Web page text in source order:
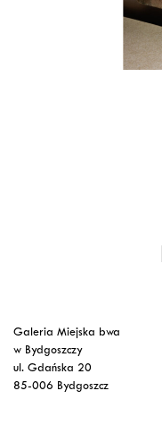
Galeria Miejska bwa
w Bydgoszczy
ul. Gdańska 20
85-006 Bydgoszcz